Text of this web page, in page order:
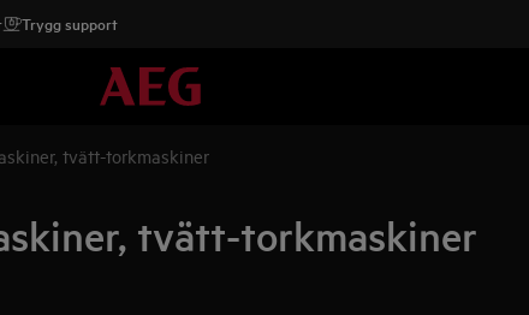
Trygg support
tvätt-torkmaskiner
tvätt-torkmaskiner